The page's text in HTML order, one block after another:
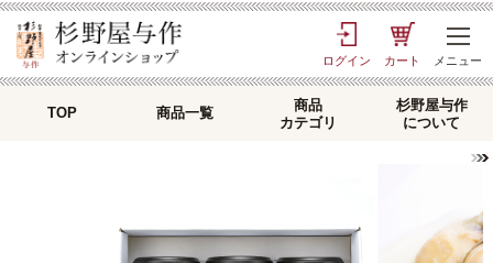
ログイン カート メニュー
TOP 商品一覧
商品
カテゴリ
杉野屋与作
について